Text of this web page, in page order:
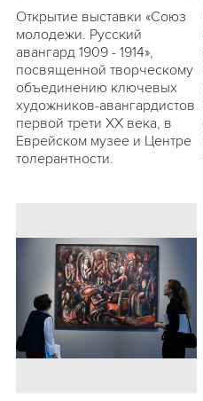
Открытие выставки «Союз
молодежи. Русский
авангард 1909 - 1914»,
посвященной творческому
объединению ключевых
художников-авангардистов
первой трети ХХ века, в
Еврейском музее и Центре
толерантности.